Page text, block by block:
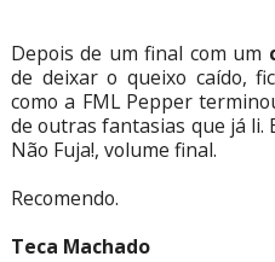
Depois de um final com um
de deixar o queixo caído,
como a FML Pepper
de outras fantasias que já li.
Não Fuja!, volume final.
Recomendo.
Teca Machado